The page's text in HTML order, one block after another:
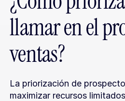
llamar en el
ventas?
La priorización de
maximizar recursos